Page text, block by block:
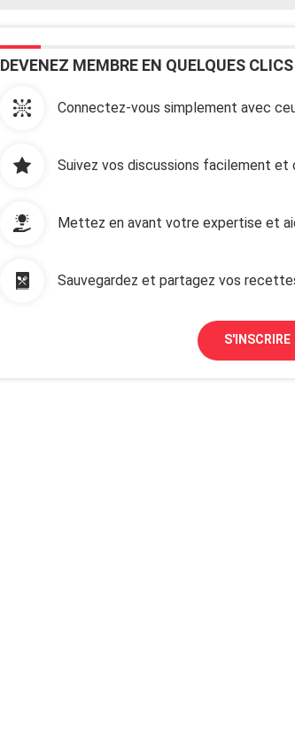
DEVENEZ MEMBRE EN QUELQUES CLICS
Connectez-vous simplement avec
Suivez vos discussions facilement et
Mettez en avant votre expertise et
Sauvegardez et partagez vos
S'INSCRIRE